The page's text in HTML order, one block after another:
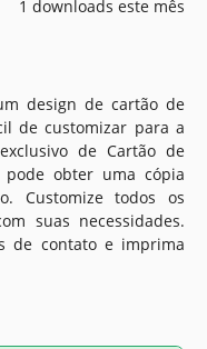
1 downloads este mês
design de cartão de
de customizar para a
de Cartão de
pode obter uma cópia
Customize todos os
suas necessidades.
de contato e imprima